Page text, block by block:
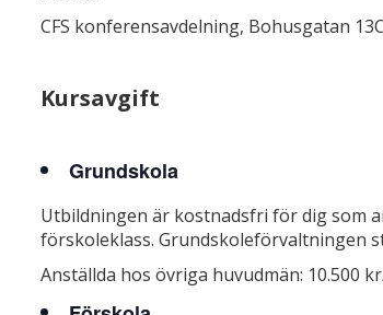
CFS konferensavdelning, Bohusgatan 13C
Kursavgift
Grundskola
Utbildningen är kostnadsfri för dig som
förskoleklass. Grundskoleförvaltningen
Anställda hos övriga huvudmän: 10.500